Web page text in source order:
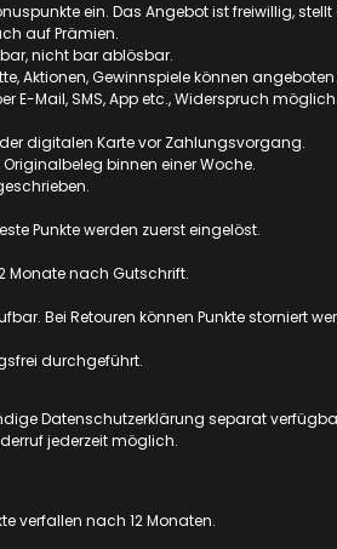
ein. Das Angebot ist freiwillig,
auf Prämien.
nicht bar ablösbar.
Aktionen, Gewinnspiele können
E-Mail, SMS, App etc., Widerspruch möglich.
digitalen Karte vor Zahlungsvorgang.
binnen einer Woche.
Punkte werden zuerst eingelöst.
Monate nach Gutschrift.
Bei Retouren können Punkte storniert
durchgeführt.
Datenschutzerklärung separat
jederzeit möglich.
verfallen nach 12 Monaten.